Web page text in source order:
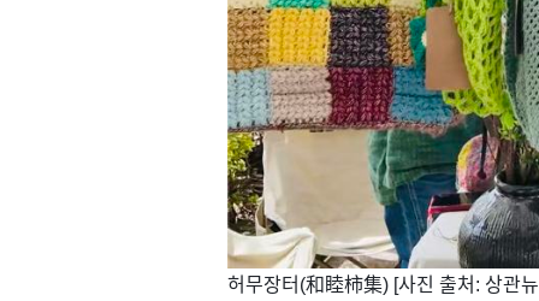
허무장터(和睦柿集) [사진 출처: 상관